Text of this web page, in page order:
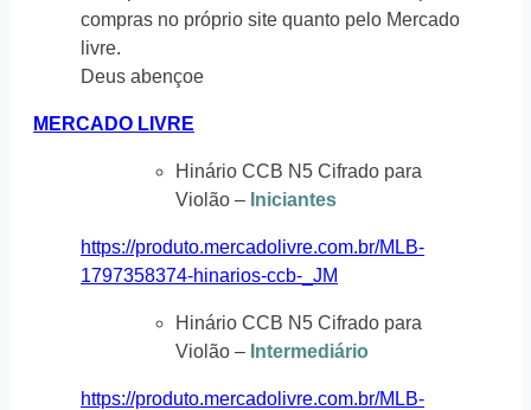
compras no próprio site quanto pelo Mercado
livre.
Deus abençoe
MERCADO LIVRE
Hinário CCB N5 Cifrado para
Violão – Iniciantes
https://produto.mercadolivre.com.br/MLB-
1797358374-hinarios-ccb-_JM
Hinário CCB N5 Cifrado para
Violão – Intermediário
https://produto.mercadolivre.com.br/MLB-